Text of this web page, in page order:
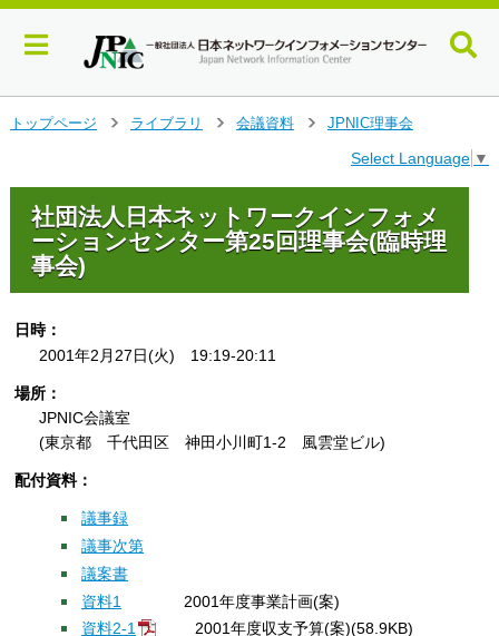
コ
トップページ
ライブラリ
会議資料
JPNIC理事会
Select Language ▼
社団法人日本ネットワークインフォメ
ーションセンター第25回理事会(臨時理
事会)
日時：
2001年2月27日(火) 19:19-20:11
場所：
JPNIC会議室
(東京都 千代田区 神田小川町1-2 風雲堂ビル)
配付資料：
議事録
議事次第
議案書
資料1
2001年度事業計画(案)
資料2-1
2001年度収支予算(案)(58.9KB)